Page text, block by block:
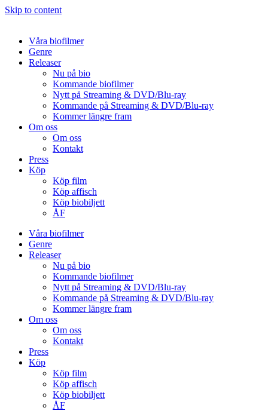
Skip to content
Våra biofilmer
Genre
Releaser
Nu på bio
Kommande biofilmer
Nytt på Streaming & DVD/Blu-ray
Kommande på Streaming & DVD/Blu-ray
Kommer längre fram
Om oss
Om oss
Kontakt
Press
Köp
Köp film
Köp affisch
Köp biobiljett
ÅF
Våra biofilmer
Genre
Releaser
Nu på bio
Kommande biofilmer
Nytt på Streaming & DVD/Blu-ray
Kommande på Streaming & DVD/Blu-ray
Kommer längre fram
Om oss
Om oss
Kontakt
Press
Köp
Köp film
Köp affisch
Köp biobiljett
ÅF